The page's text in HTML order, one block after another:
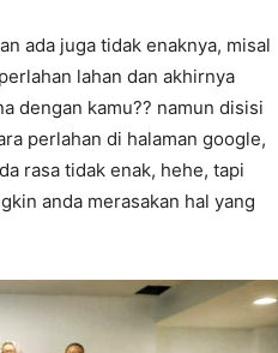
ada juga tidak enaknya, misal
lahan dan akhirnya
dengan kamu?? namun disisi
perlahan di halaman google,
rasa tidak enak, hehe, tapi
anda merasakan hal yang